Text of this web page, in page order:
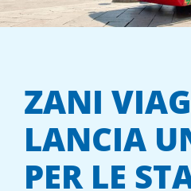
ZANI
LANCIA
PER LE